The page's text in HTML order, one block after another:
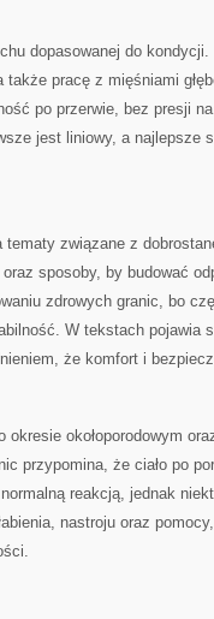
dopasowanej do
pracę z mięśniami
po przerwie, bez presji
jest liniowy, a najlepsze
tematy związane z
sposoby, by budować
zdrowych granic, bo
W tekstach pojawia
że komfort i
okresie okołoporodowym
przypomina, że ciało po
reakcją, jednak
nastroju oraz